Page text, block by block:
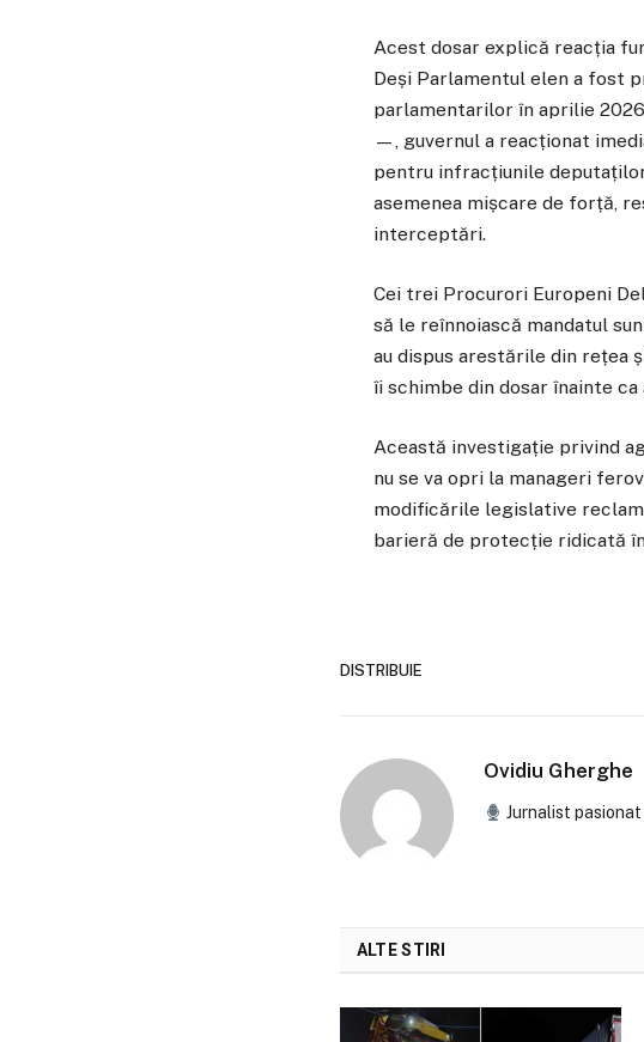
Acest dosar explică reacția
Deși Parlamentul elen a fost
parlamentarilor în aprilie
—, guvernul a reacționat
pentru infracțiunile
asemenea mișcare de forță,
interceptări.
Cei trei Procurori Europeni
să le reînnoiască mandatul
au dispus arestările din rețea
îi schimbe din dosar înainte
Această investigație privind
nu se va opri la manageri
modificările legislative
barieră de protecție ridicată
DISTRIBUIE
Ovidiu Gherghe
Jurnalist
ALTE STIRI